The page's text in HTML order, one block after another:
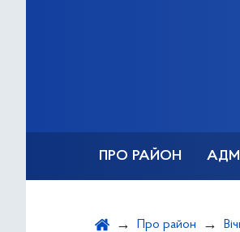
ПРО РАЙОН
Про район